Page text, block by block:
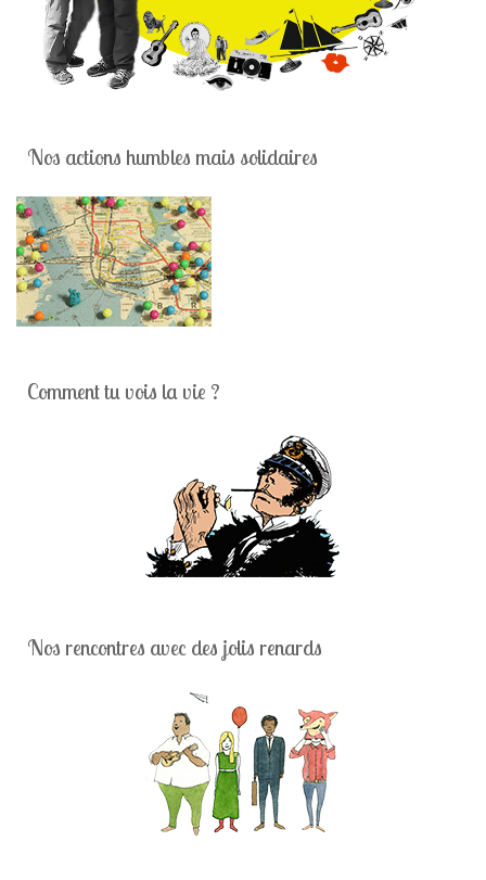
Nos actions humbles mais solidaires
Comment tu vois la vie ?
Nos rencontres avec des jolis renards